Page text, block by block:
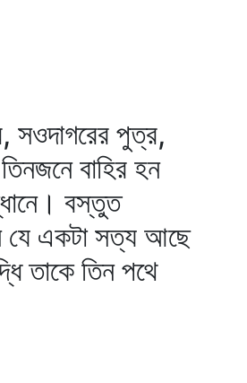
সওদাগরের পুত্র,
বাহির হন
বস্তুত
যে একটা সত্য আছে
তাকে তিন পথে